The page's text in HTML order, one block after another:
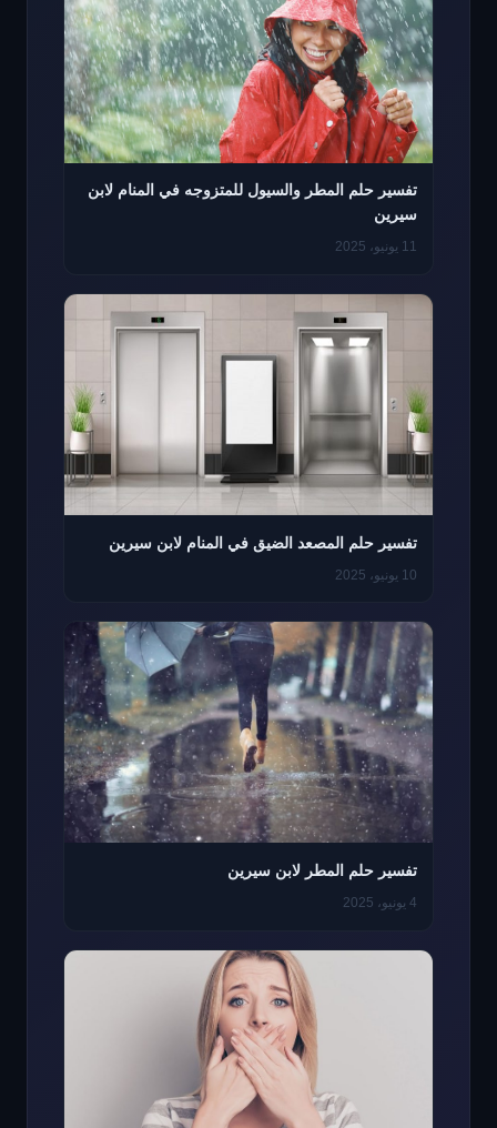
تفسير حلم المطر والسيول للمتزوجه في المنام لابن
سيرين
11 يونيو، 2025
تفسير حلم المصعد الضيق في المنام لابن سيرين
10 يونيو، 2025
تفسير حلم المطر لابن سيرين
4 يونيو، 2025